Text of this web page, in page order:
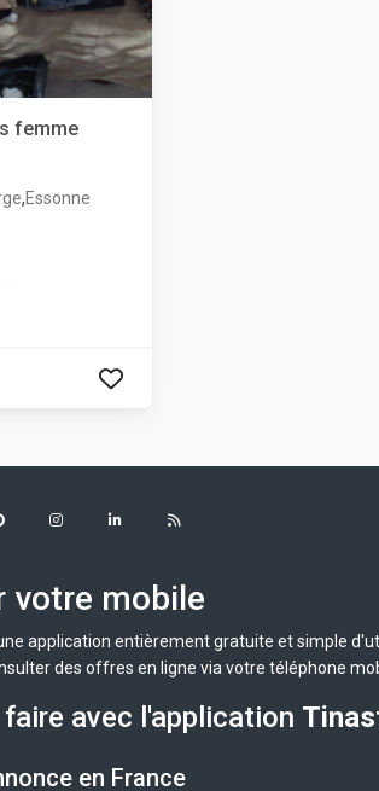
femme
,Essonne
votre mobile
application entièrement gratuite et simple
des offres en ligne via votre téléphone
avec l'application
en France